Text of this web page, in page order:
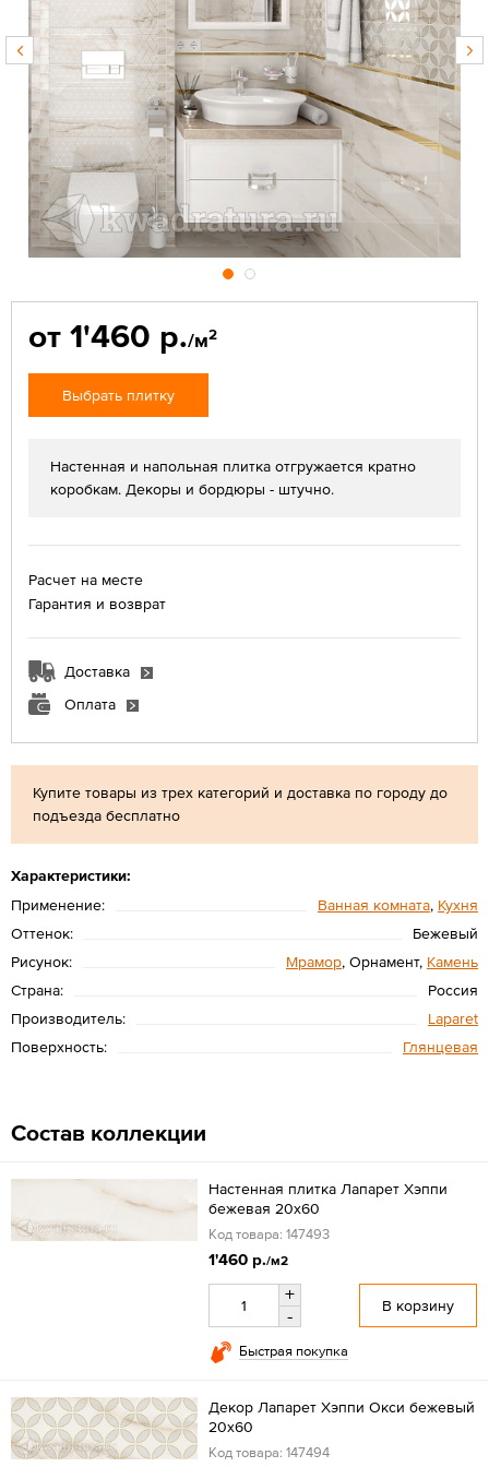
Купите товары из трех категорий и доставка по городу до
подъезда бесплатно
Характеристики:
Применение:
Ванная комната, Кухня
Оттенок:
Бежевый
Рисунок:
Мрамор, Орнамент, Камень
Страна:
Россия
Производитель:
Laparet
Поверхность:
Глянцевая
от 1'460 р./м2
Выбрать плитку
Настенная и напольная плитка отгружается кратно
коробкам. Декоры и бордюры - штучно.
Расчет на месте
Гарантия и возврат
Доставка
Оплата
Состав коллекции
Настенная плитка Лапарет Хэппи
бежевая 20x60
Код товара: 147493
1'460 р./м2
+
-
В корзину
Быстрая покупка
Декор Лапарет Хэппи Окси бежевый
20x60
Код товара: 147494